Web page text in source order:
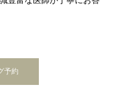
予約